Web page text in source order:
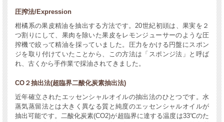
圧搾法/Expression
柑橘系の果皮精油を抽出する方法です。20世紀初頭は、果実を２
つ割りにして、果肉を除いた果皮をレモンジューサーのような圧
搾機で絞って精油を採っていました。圧力をかける円盤にスポン
ジを取り付けていたことから、この方法は「スポンジ法」と呼ば
れ、古くから手作業で採油されてきました。
CO２抽出法(超臨界二酸化炭素抽出法)
近年確立されたエッセンシャルオイルの抽出法のひとつです。水
蒸気蒸留法とは大きく異なる質と純度のエッセンシャルオイルが
抽出可能です。二酸化炭素(CO2)が超臨界に達する温度は33℃のた